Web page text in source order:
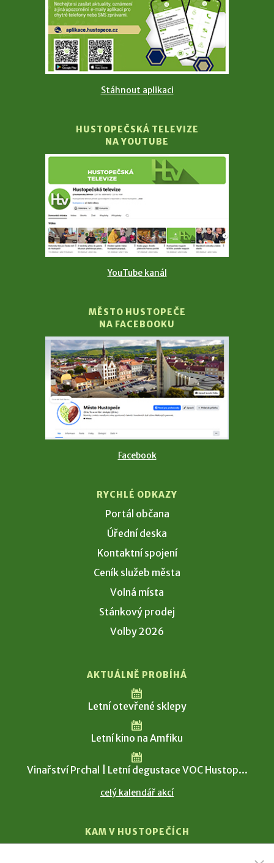
Stáhnout aplikaci
HUSTOPEČSKÁ TELEVIZE
NA YOUTUBE
YouTube kanál
MĚSTO HUSTOPEČE
NA FACEBOOKU
Facebook
RYCHLÉ ODKAZY
Portál občana
Úřední deska
Kontaktní spojení
Ceník služeb města
Volná místa
Stánkový prodej
Volby 2026
AKTUÁLNĚ PROBÍHÁ
Letní otevřené sklepy
Letní kino na Amfiku
Vinařství Prchal | Letní degustace VOC Hustop...
celý kalendář akcí
KAM V HUSTOPEČÍCH